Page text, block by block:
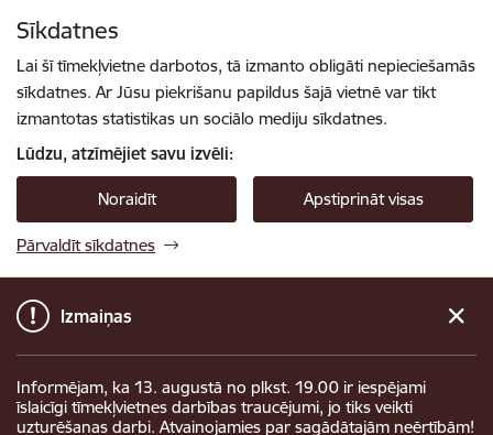
Sīkdatnes
Lai šī tīmekļvietne darbotos, tā izmanto obligāti nepieciešamās
sīkdatnes. Ar Jūsu piekrišanu papildus šajā vietnē var tikt
izmantotas statistikas un sociālo mediju sīkdatnes.
Lūdzu, atzīmējiet savu izvēli:
Noraidīt Apstiprināt visas
Pārvaldīt sīkdatnes
Izmaiņas
Informējam, ka 13. augustā no plkst. 19.00 ir iespējami
īslaicīgi tīmekļvietnes darbības traucējumi, jo tiks veikti
uzturēšanas darbi. Atvainojamies par sagādātajām neērtībām!